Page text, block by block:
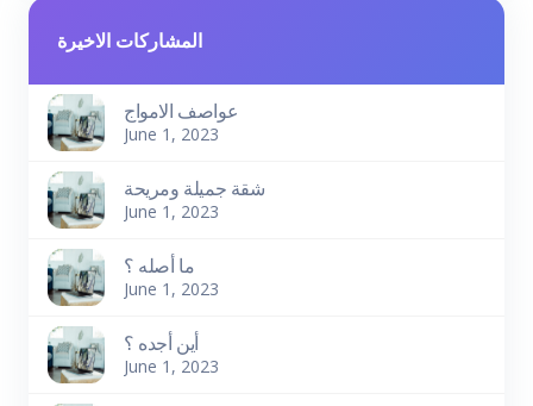
المشاركات الاخيرة
عواصف الامواج
June 1, 2023
شقة جميلة ومريحة
June 1, 2023
ما أصله ؟
June 1, 2023
أين أجده ؟
June 1, 2023